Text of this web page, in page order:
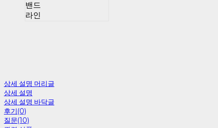
밴드
라인
상세 설명 머리글
상세 설명
상세 설명 바닥글
후기(0)
질문(10)